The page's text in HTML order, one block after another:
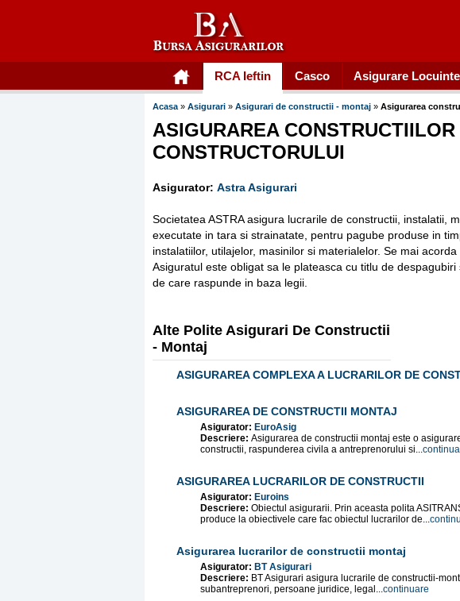
RCA Ieftin Casco Asigurare Locuinte
Acasa » Asigurari » Asigurari de constructii - montaj » Asigurarea
ASIGURAREA
CONSTRUCTORULUI
Asigurator: Astra Asigurari
Societatea ASTRA asigura lucrarile de constructii, instalatii,
executate in tara si strainatate, pentru pagube produse in
instalatiilor, utilajelor, masinilor si materialelor. Se mai
Asiguratul este obligat sa le plateasca cu titlu de
de care raspunde in baza legii.
Alte Polite Asigurari De Constructii
- Montaj
ASIGURAREA COMPLEXA A LUCRARILOR DE
ASIGURAREA DE CONSTRUCTII MONTAJ
Asigurator: EuroAsig
Descriere: Asigurarea de constructii montaj este o
constructii, raspunderea civila a antreprenorului si...
ASIGURAREA LUCRARILOR DE CONSTRUCTII
Asigurator: Euroins
Descriere: Obiectul asigurarii. Prin aceasta polita
produce la obiectivele care fac obiectul lucrarilor de...
Asigurarea lucrarilor de constructii montaj
Asigurator: BT Asigurari
Descriere: BT Asigurari asigura lucrarile de constructii-
subantreprenori, persoane juridice, legal...continuare